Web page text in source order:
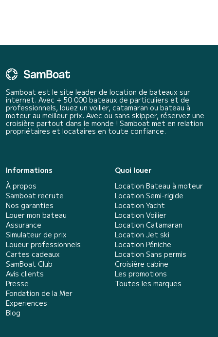
Samboat est le site leader de location de bateaux sur
internet. Avec + 50 000 bateaux de particuliers et de
professionnels, louez un voilier, catamaran ou bateau à
moteur au meilleur prix. Avec ou sans skipper, réservez une
croisière partout dans le monde ! Samboat met en relation
propriétaires et locataires en toute confiance.
Informations
À propos
Samboat recrute
Nos garanties
Louer mon bateau
Assurance
Simulateur de prix
Loueur professionnels
Cartes cadeaux
SamBoat Club
Avis clients
Presse
Fondation de la Mer
Experiences
Blog
Quoi louer
Location Bateau à moteur
Location Semi-rigide
Location Yacht
Location Voilier
Location Catamaran
Location Jet ski
Location Péniche
Location Sans permis
Croisière cabine
Les promotions
Toutes les marques